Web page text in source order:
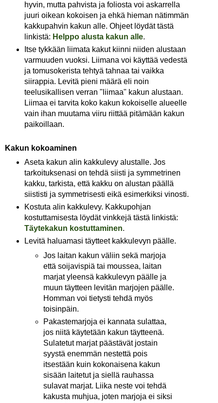
hyvin, mutta pahvista ja foliosta voi askarrella
juuri oikean kokoisen ja ehkä hieman nätimmän
kakkupahvin kakun alle. Ohjeet löydät tästä
linkistä: Helppo alusta kakun alle.
Itse tykkään liimata kakut kiinni niiden alustaan
varmuuden vuoksi. Liimana voi käyttää vedestä
ja tomusokerista tehtyä tahnaa tai vaikka
siirappia. Levitä pieni määrä eli noin
teelusikallisen verran "liimaa" kakun alustaan.
Liimaa ei tarvita koko kakun kokoiselle alueelle
vain ihan muutama viiru riittää pitämään kakun
paikoillaan.
Kakun kokoaminen
Aseta kakun alin kakkulevy alustalle. Jos
tarkoituksenasi on tehdä siisti ja symmetrinen
kakku, tarkista, että kakku on alustan päällä
siististi ja symmetrisesti eikä esimerkiksi vinosti.
Kostuta alin kakkulevy. Kakkupohjan
kostuttamisesta löydät vinkkejä tästä linkistä:
Täytekakun kostuttaminen.
Levitä haluamasi täytteet kakkulevyn päälle.
Jos laitan kakun väliin sekä marjoja
että soijavispiä tai moussea, laitan
marjat yleensä kakkulevyn päälle ja
muun täytteen levitän marjojen päälle.
Homman voi tietysti tehdä myös
toisinpäin.
Pakastemarjoja ei kannata sulattaa,
jos niitä käytetään kakun täytteenä.
Sulatetut marjat päästävät jostain
syystä enemmän nestettä pois
itsestään kuin kokonaisena kakun
sisään laitetut ja siellä rauhassa
sulavat marjat. Liika neste voi tehdä
kakusta muhjua, joten marjoja ei siksi